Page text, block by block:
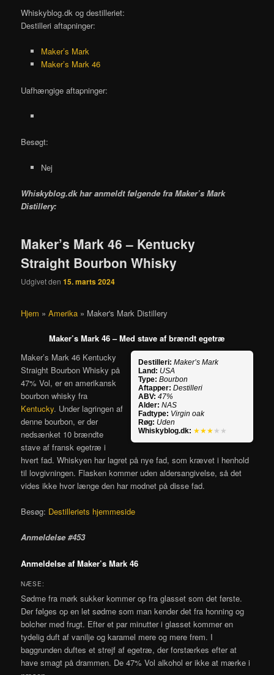
Whiskyblog.dk og destilleriet:
Destilleri aftapninger:
Maker’s Mark
Maker’s Mark 46
Uafhængige aftapninger:
Besøgt:
Nej
Whiskyblog.dk har anmeldt følgende fraMaker’s Mark
Distillery:
Maker’s Mark 46 – Kentucky
Straight Bourbon Whisky
Udgivet den15. marts 2024
Hjem »Amerika » Maker's Mark Distillery
Maker’s Mark 46 – Med stave af brændt egetræ
Destilleri: Maker’s Mark
Land: USA
Type: Bourbon
Aftapper: Destilleri
ABV: 47%
Alder: NAS
Fadtype: Virgin oak
Røg: Uden
Whiskyblog.dk: ★★★ ★★
Maker’s Mark 46 Kentucky
Straight Bourbon Whisky på
47% Vol, er en amerikansk
bourbon whisky fra
Kentucky. Under lagringen af
denne bourbon, er der
nedsænket 10 brændte
stave af fransk egetræ i
hvert fad. Whiskyen har lagret på nye fad, som krævet i henhold
til lovgivningen. Flasken kommer uden aldersangivelse, så det
vides ikke hvor længe den har modnet på disse fad.
Besøg: Destilleriets hjemmeside
Anmeldelse #453
Anmeldelse af Maker’s Mark 46
NÆSE:
Sødme fra mørk sukker kommer op fra glasset som det første.
Der følges op en let sødme som man kender det fra honning og
bolcher med frugt. Efter et par minutter i glasset kommer en
tydelig duft af vanilje og karamel mere og mere frem. I
baggrunden duftes et strejf af egetræ, der forstærkes efter at
have smagt på drammen. De 47% Vol alkohol er ikke at mærke i